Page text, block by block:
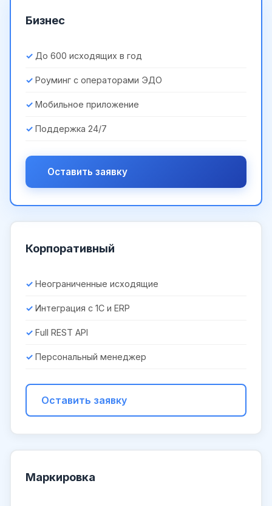
Бизнес
До 600 исходящих в год
Роуминг с операторами ЭДО
Мобильное приложение
Поддержка 24/7
Оставить заявку
Корпоративный
Неограниченные исходящие
Интеграция с 1С и ERP
Full REST API
Персональный менеджер
Оставить заявку
Маркировка